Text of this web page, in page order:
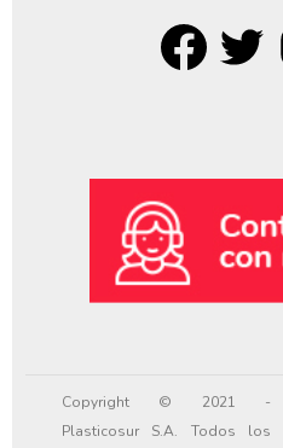
Copyright © 2021 -
Plasticosur S.A. Todos los